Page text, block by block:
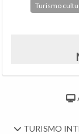
Turismo
TURISMO